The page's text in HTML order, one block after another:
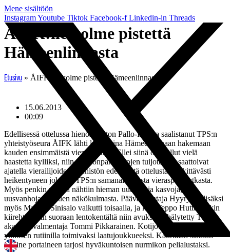
Mene sisältöön
InstagramYoutube Tiktok Facebook-f Linkedin-in Threads
ÅIFK:lle kolme pistettä
Hämeenlinnasta
Etusivu » ÅIFK:lle kolme pistettä Hämeenlinnasta
15.06.2013
00:09
Edellisessä ottelussa hienon voiton Pallo-Iiroista saalistanut TPS:n
yhteistyöseura ÅIFK lähti lauantaina Hämeenlinnaan hakemaan
kauden ensimmäistä vierasvoittoa. Ellei siinä olisi ollut vielä
haastetta kylliksi, niin kokoonpanotietojen tuijottelijat saattoivat
ajatella vierailijoiden miehistön edellisestä ottelusta merkittävästi
heikentyneen johtuen TPS:n samanaikaisesta vieraspelimatkasta.
Myös penkin päässä nähtiin hieman uudempia kasvoja, tai
uusvanhoja riippuen näkökulmasta. Päävalmentaja Hyyrysen lisäksi
myös Markus Sinisalo vaikutti toisaalla, ja kun Teppo Huttunenkin
kiirehti peliin suoraan lentokentältä niin avuksi oli hälytetty TPS:n
akatemiavalmentaja Tommi Pikkarainen. Kotijoukkue tiedettiin
ykkösen rutiinilla toimivaksi laatujoukkueeksi. Kaurialan stadion
pitkine portaineen tarjosi hyväkuntoisen nurmikon pelialustaksi.